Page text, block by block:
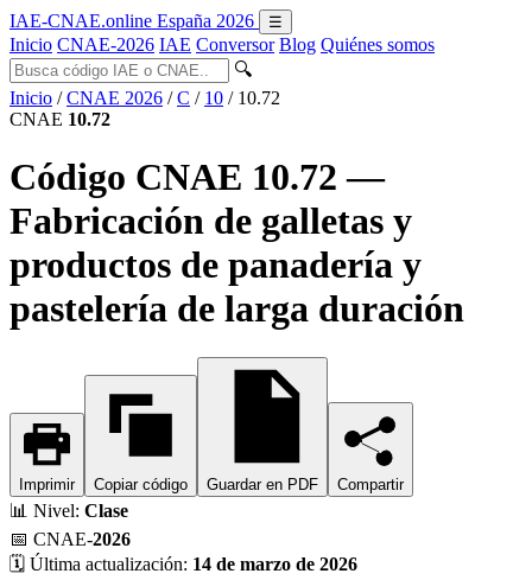
IAE-CNAE.online España 2026 ☰
Inicio CNAE-2026 IAE Conversor Blog Quiénes somos
🔍
Inicio / CNAE 2026 / C / 10 / 10.72
CNAE 10.72
Código CNAE 10.72 —
Fabricación de galletas y
productos de panadería y
pastelería de larga duración
Imprimir Copiar código Guardar en PDF Compartir
📊 Nivel: Clase
📅 CNAE-2026
🗓️ Última actualización: 14 de marzo de 2026